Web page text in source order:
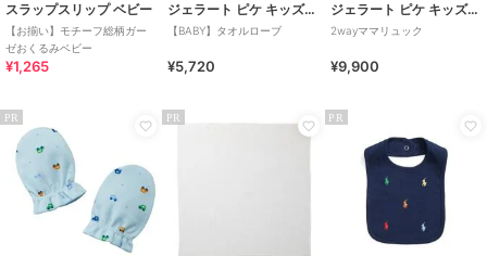
スラップスリップ ベビー
【お揃い】モチーフ総柄ガー
ゼおくるみベビー
¥1,265
ジェラート ピケ キッズ＆ベビー
【BABY】タオルローブ
¥5,720
ジェラート ピケ キッズ＆ベビー
2wayママリュック
¥9,900
PR PR PR